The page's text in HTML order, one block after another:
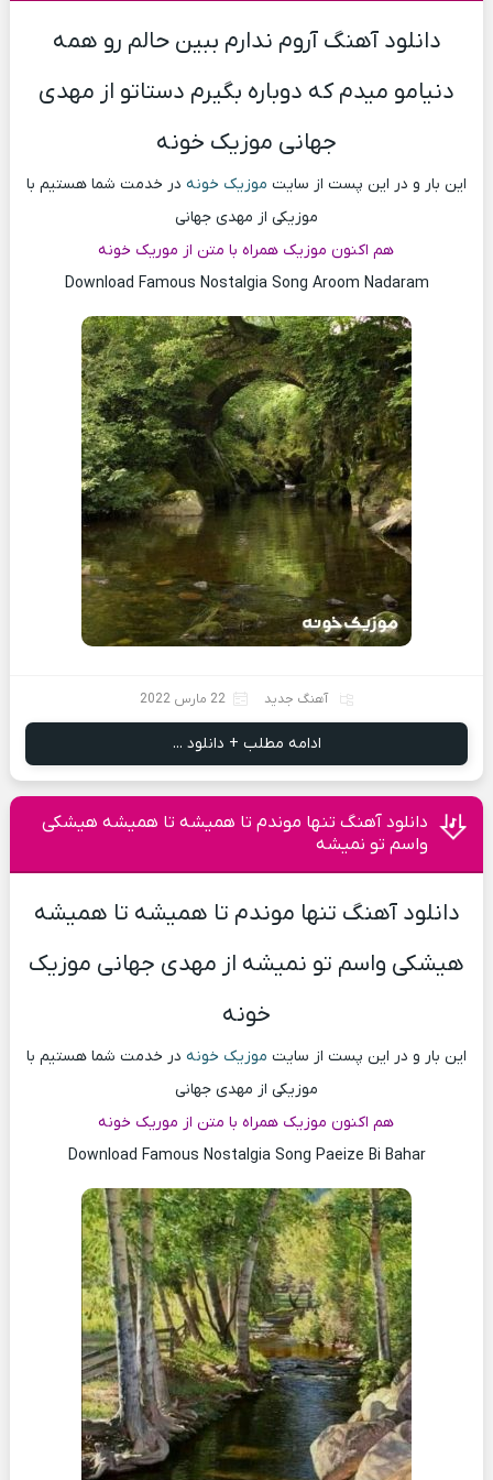
دانلود آهنگ آروم ندارم ببین حالم رو همه
دنیامو میدم که دوباره بگیرم دستاتو از مهدی
جهانی موزیک خونه
این بار و در این پست از سایت موزیک خونه در خدمت شما هستیم با
موزیکی از مهدی جهانی
هم اکنون موزیک همراه با متن از موریک خونه
Download Famous Nostalgia Song Aroom Nadaram
آهنگ جدید 22 مارس 2022
ادامه مطلب + دانلود ...
دانلود آهنگ تنها موندم تا همیشه تا همیشه هیشکی
واسم تو نمیشه
دانلود آهنگ تنها موندم تا همیشه تا همیشه
هیشکی واسم تو نمیشه از مهدی جهانی موزیک
خونه
این بار و در این پست از سایت موزیک خونه در خدمت شما هستیم با
موزیکی از مهدی جهانی
هم اکنون موزیک همراه با متن از موریک خونه
Download Famous Nostalgia Song Paeize Bi Bahar